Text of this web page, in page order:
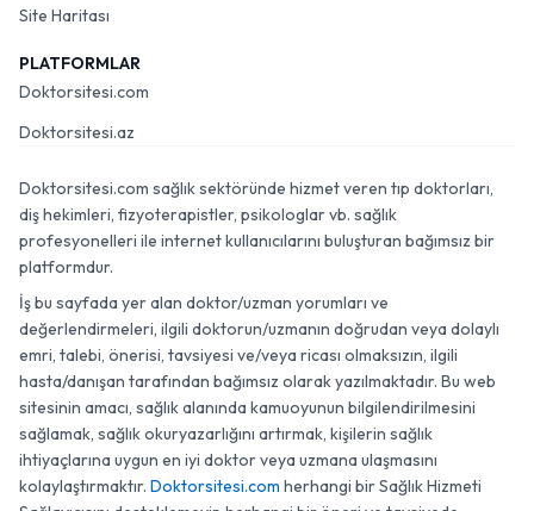
Site Haritası
PLATFORMLAR
Doktorsitesi.com
Doktorsitesi.az
Doktorsitesi.com sağlık sektöründe hizmet veren tıp doktorları,
diş hekimleri, fizyoterapistler, psikologlar vb. sağlık
profesyonelleri ile internet kullanıcılarını buluşturan bağımsız bir
platformdur.
İş bu sayfada yer alan doktor/uzman yorumları ve
değerlendirmeleri, ilgili doktorun/uzmanın doğrudan veya dolaylı
emri, talebi, önerisi, tavsiyesi ve/veya ricası olmaksızın, ilgili
hasta/danışan tarafından bağımsız olarak yazılmaktadır. Bu web
sitesinin amacı, sağlık alanında kamuoyunun bilgilendirilmesini
sağlamak, sağlık okuryazarlığını artırmak, kişilerin sağlık
ihtiyaçlarına uygun en iyi doktor veya uzmana ulaşmasını
kolaylaştırmaktır. Doktorsitesi.com herhangi bir Sağlık Hizmeti